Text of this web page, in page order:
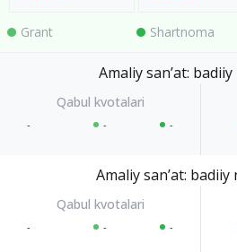
Grant Shartnoma
Amaliy sanʼat:
- - -
Amaliy sanʼat:
- - -